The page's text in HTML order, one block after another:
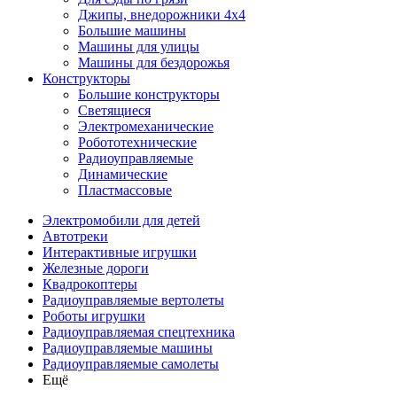
Джипы, внедорожники 4x4
Большие машины
Машины для улицы
Машины для бездорожья
Конструкторы
Большие конструкторы
Светящиеся
Электромеханические
Робототехнические
Радиоуправляемые
Динамические
Пластмассовые
Электромобили для детей
Автотреки
Интерактивные игрушки
Железные дороги
Квадрокоптеры
Радиоуправляемые вертолеты
Роботы игрушки
Радиоуправляемая спецтехника
Радиоуправляемые машины
Радиоуправляемые самолеты
Ещё